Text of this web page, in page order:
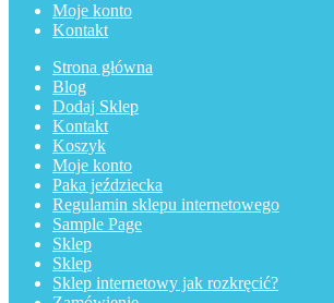
Moje konto
Kontakt
Strona główna
Blog
Dodaj Sklep
Kontakt
Koszyk
Moje konto
Paka jeździecka
Regulamin sklepu internetowego
Sample Page
Sklep
Sklep
Sklep internetowy jak rozkręcić?